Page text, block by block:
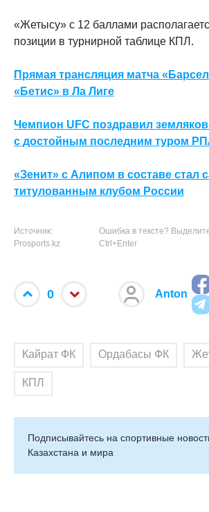
«Жетысу» с 12 баллами
позиции в турнирной таблице КПЛ.
Прямая трансляция матча
«Бетис» в Ла Лиге
Чемпион UFC поздравил
с достойным последним туром
«Зенит» с Алипом в составе стал
титулованным клубом России
Источник:
Prosports.kz
Ошибка в тексте?
Ctrl+Enter
0 Anton
Кайрат ФК Ордабасы ФК
КПЛ
Подписывайтесь на cпортивные
Казахстана и мира